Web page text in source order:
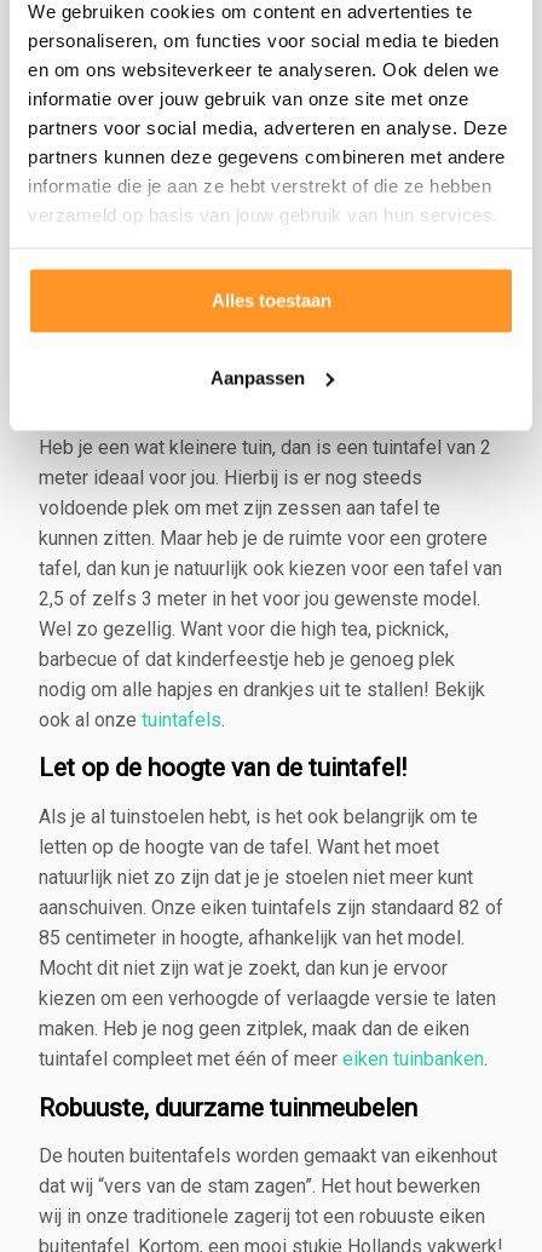
We gebruiken cookies om content en advertenties te
personaliseren, om functies voor social media te bieden
en om ons websiteverkeer te analyseren. Ook delen we
informatie over jouw gebruik van onze site met onze
partners voor social media, adverteren en analyse. Deze
partners kunnen deze gegevens combineren met andere
informatie die je aan ze hebt verstrekt of die ze hebben
verzameld op basis van jouw gebruik van hun services.
Alles toestaan
Aanpassen
Wij leveren handgemaakte eikenhouten tuintafels van
zware en stevige kwaliteit, in diverse lengtes. De
eiken tuintafels zijn uitgevoerd met 4 planken van
ongeveer 5 centimeter dik en zijn daarmee oerdegelijk.
We hebben diverse modellen in ons assortiment: van
een robuuste kloostertafel tot de populaire tuintafel
met x-poten. Onze standaardmodellen variëren in
lengte van 2 meter tot 3 meter. Ook maken wij op
zelf het soort model, de hoogte en de lengte en creëer
Fleur je tuin op met een eiken tuintafel van
Heb je een wat kleinere tuin, dan is een tuintafel van 2
meter ideaal voor jou. Hierbij is er nog steeds
voldoende plek om met zijn zessen aan tafel te
kunnen zitten. Maar heb je de ruimte voor een grotere
tafel, dan kun je natuurlijk ook kiezen voor een tafel van
2,5 of zelfs 3 meter in het voor jou gewenste model.
Wel zo gezellig. Want voor die high tea, picknick,
barbecue of dat kinderfeestje heb je genoeg plek
nodig om alle hapjes en drankjes uit te stallen! Bekijk
ook al onze tuintafels.
Let op de hoogte van de tuintafel!
Als je al tuinstoelen hebt, is het ook belangrijk om te
letten op de hoogte van de tafel. Want het moet
natuurlijk niet zo zijn dat je je stoelen niet meer kunt
aanschuiven. Onze eiken tuintafels zijn standaard 82 of
85 centimeter in hoogte, afhankelijk van het model.
Mocht dit niet zijn wat je zoekt, dan kun je ervoor
kiezen om een verhoogde of verlaagde versie te laten
maken. Heb je nog geen zitplek, maak dan de eiken
tuintafel compleet met één of meer eiken tuinbanken.
Robuuste, duurzame tuinmeubelen
De houten buitentafels worden gemaakt van eikenhout
dat wij “vers van de stam zagen”. Het hout bewerken
wij in onze traditionele zagerij tot een robuuste eiken
buitentafel. Kortom, een mooi stukje Hollands vakwerk!